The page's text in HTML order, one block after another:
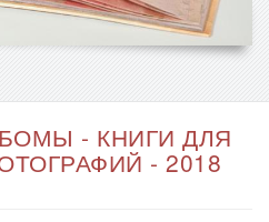
- КНИГИ ДЛЯ
- 2018